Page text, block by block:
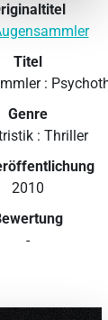
Titel
:
Genre
: Thriller
2010
-